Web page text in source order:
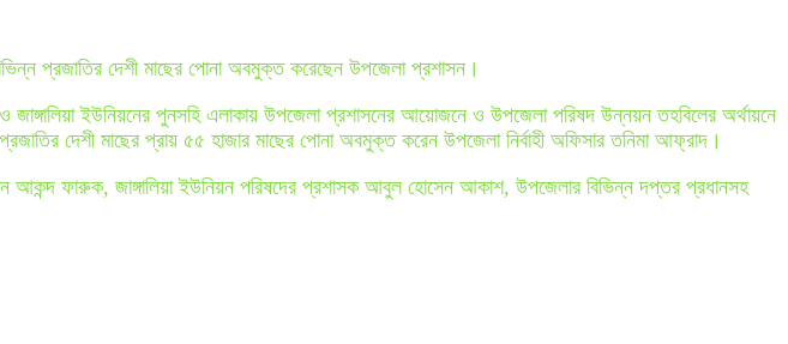
প্রজাতির দেশী মাছের পোনা অবমুক্ত করেছেন উপজেলা প্রশাসন।
জাঙ্গালিয়া ইউনিয়নের পুনসহি এলাকায় উপজেলা প্রশাসনের আয়োজনে ও উপজেলা পরিষদ উন্নয়ন তহবিলের অর্থায়নে
দেশী মাছের প্রায় ৫৫ হাজার মাছের পোনা অবমুক্ত করেন উপজেলা নির্বাহী অফিসার তনিমা আফ্রাদ।
আকন্দ ফারুক, জাঙ্গালিয়া ইউনিয়ন পরিষদের প্রশাসক আবুল হোসেন আকাশ, উপজেলার বিভিন্ন দপ্তর প্রধানসহ